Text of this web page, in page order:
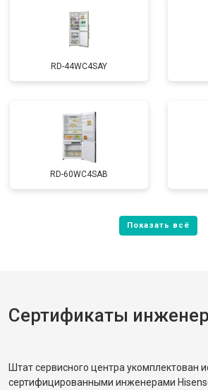
RD-44WC4SAY
RD-60WC4SAB
Сертификаты
Штат сервисного центра укомплектован
сертифицированными инженерами